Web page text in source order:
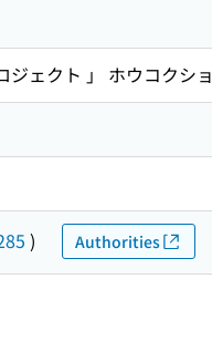
ェクト 」 ホウコクショ
) Authorities